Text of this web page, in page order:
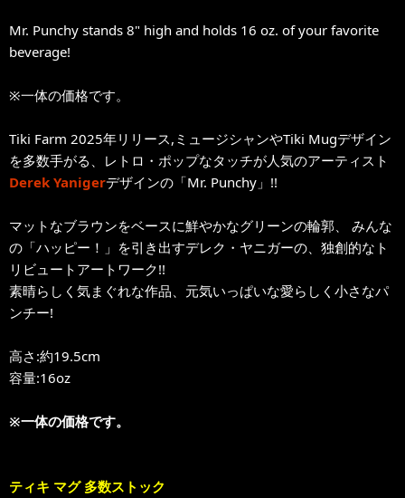
Mr. Punchy stands 8" high and holds 16 oz. of your favorite
beverage!
※一体の価格です。
Tiki Farm 2025年リリース,ミュージシャンやTiki Mugデザイン
を多数手がる、レトロ・ポップなタッチが人気のアーティスト
Derek Yanigerデザインの「Mr. Punchy」!!
マットなブラウンをベースに鮮やかなグリーンの輪郭、 みんな
の「ハッピー！」を引き出すデレク・ヤニガーの、独創的なト
リビュートアートワーク!!
素晴らしく気まぐれな作品、元気いっぱいな愛らしく小さなパ
ンチー!
高さ:約19.5cm
容量:16oz
※一体の価格です。
ティキ マグ 多数ストック